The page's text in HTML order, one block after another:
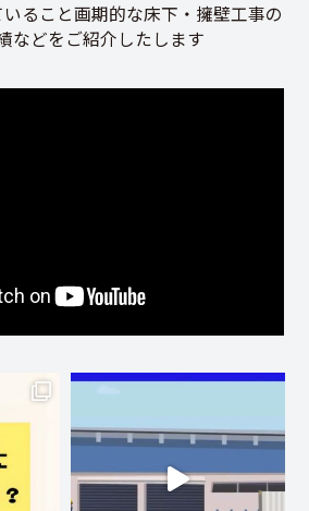
ること画期的な床下・擁壁工事の
などをご紹介したします